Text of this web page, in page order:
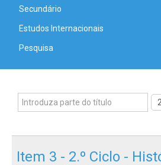
Secundário
Estudos Internacionais
Pesquisa
Item 3 - 2.º Ciclo -